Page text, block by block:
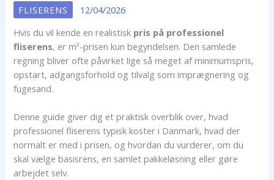
FLISERENS
12/04/2026
Hvis du vil kende en realistisk pris på professionel
fliserens, er m²-prisen kun begyndelsen. Den samlede
regning bliver ofte påvirket lige så meget af minimumspris,
opstart, adgangsforhold og tilvalg som imprægnering og
fugesand.
Denne guide giver dig et praktisk overblik over, hvad
professionel fliserens typisk koster i Danmark, hvad der
normalt er med i prisen, og hvordan du vurderer, om du
skal vælge basisrens, en samlet pakkeløsning eller gøre
arbejdet selv.